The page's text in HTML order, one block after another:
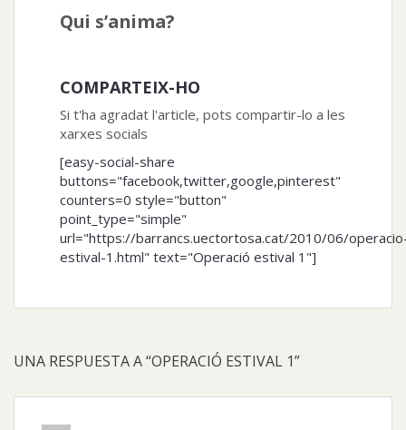
Qui s’anima?
COMPARTEIX-HO
Si t'ha agradat l'article, pots compartir-lo a les
xarxes socials
[easy-social-share
buttons="facebook,twitter,google,pinterest"
counters=0 style="button"
point_type="simple"
url="https://barrancs.uectortosa.cat/2010/06/
estival-1.html" text="Operació estival 1"]
UNA RESPUESTA A “OPERACIÓ ESTIVAL 1”